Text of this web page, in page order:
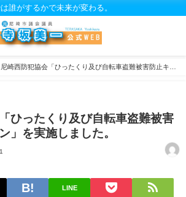
誰がするかで未来が変わる。
尼崎西防犯協会「ひったくり及び自転車盗難被害防止キャ
ひったくり及び自転車盗難被害
」を実施しました。
LINE